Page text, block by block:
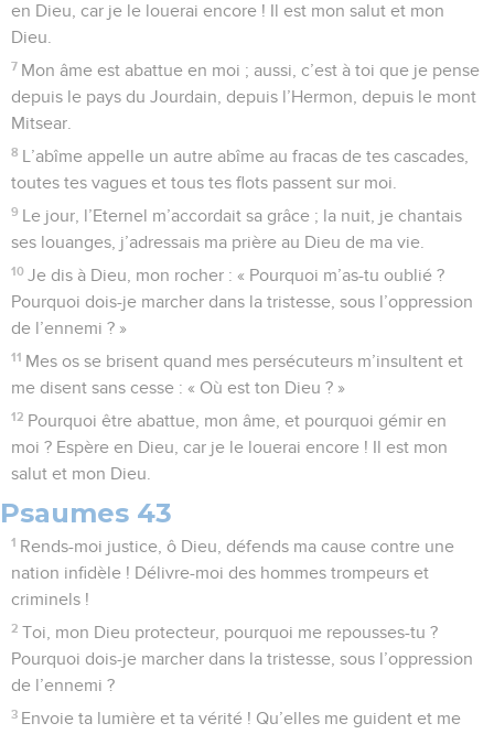
en Dieu, car je le louerai encore ! Il est mon salut et mon
Dieu.
7 Mon âme est abattue en moi ; aussi, c’est à toi que je pense
depuis le pays du Jourdain, depuis l’Hermon, depuis le mont
Mitsear.
8 L’abîme appelle un autre abîme au fracas de tes cascades,
toutes tes vagues et tous tes flots passent sur moi.
9 Le jour, l’Eternel m’accordait sa grâce ; la nuit, je chantais
ses louanges, j’adressais ma prière au Dieu de ma vie.
10 Je dis à Dieu, mon rocher : « Pourquoi m’as-tu oublié ?
Pourquoi dois-je marcher dans la tristesse, sous l’oppression
de l’ennemi ? »
11 Mes os se brisent quand mes persécuteurs m’insultent et
me disent sans cesse : « Où est ton Dieu ? »
12 Pourquoi être abattue, mon âme, et pourquoi gémir en
moi ? Espère en Dieu, car je le louerai encore ! Il est mon
salut et mon Dieu.
Psaumes 43
1 Rends-moi justice, ô Dieu, défends ma cause contre une
nation infidèle ! Délivre-moi des hommes trompeurs et
criminels !
2 Toi, mon Dieu protecteur, pourquoi me repousses-tu ?
Pourquoi dois-je marcher dans la tristesse, sous l’oppression
de l’ennemi ?
3 Envoie ta lumière et ta vérité ! Qu’elles me guident et me